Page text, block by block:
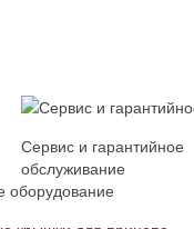
Сервис и гарантийное
обслуживание
оборудование